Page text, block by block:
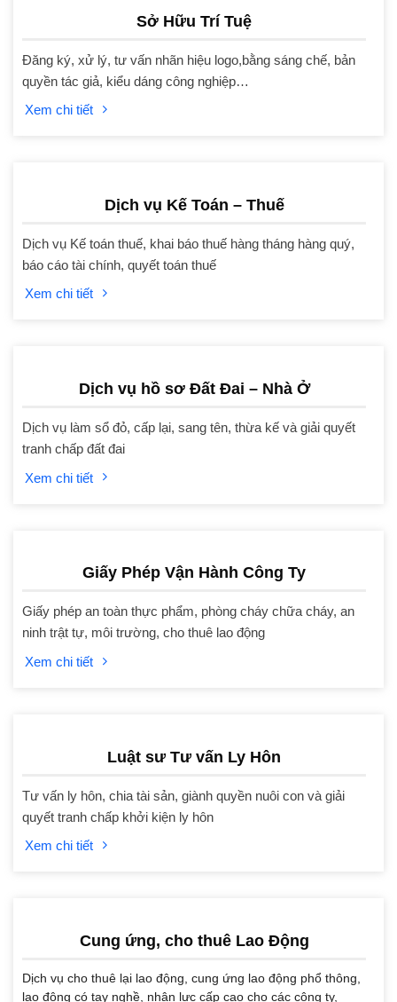
Sở Hữu Trí Tuệ
Đăng ký, xử lý, tư vấn nhãn hiệu logo,bằng sáng chế, bản
quyền tác giả, kiểu dáng công nghiệp…
Xem chi tiết
Dịch vụ Kế Toán – Thuế
Dịch vụ Kế toán thuế, khai báo thuế hàng tháng hàng quý,
báo cáo tài chính, quyết toán thuế
Xem chi tiết
Dịch vụ hồ sơ Đất Đai – Nhà Ở
Dịch vụ làm sổ đỏ, cấp lại, sang tên, thừa kế và giải quyết
tranh chấp đất đai
Xem chi tiết
Giấy Phép Vận Hành Công Ty
Giấy phép an toàn thực phẩm, phòng cháy chữa cháy, an
ninh trật tự, môi trường, cho thuê lao động
Xem chi tiết
Luật sư Tư vấn Ly Hôn
Tư vấn ly hôn, chia tài sản, giành quyền nuôi con và giải
quyết tranh chấp khởi kiện ly hôn
Xem chi tiết
Cung ứng, cho thuê Lao Động
Dịch vụ cho thuê lại lao động, cung ứng lao động phổ thông,
lao động có tay nghề, nhân lực cấp cao cho các công ty,